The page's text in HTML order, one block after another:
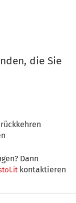
die Sie
Dann
kontaktieren